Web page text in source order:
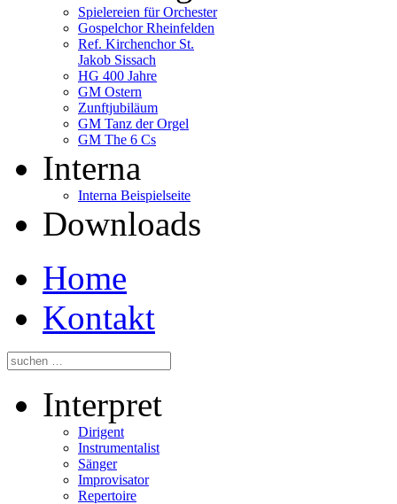
Spielereien für Orchester
Gospelchor Rheinfelden
Ref. Kirchenchor St.
Jakob Sissach
HG 400 Jahre
GM Ostern
Zunftjubiläum
GM Tanz der Orgel
GM The 6 Cs
Interna
Interna Beispielseite
Downloads
Home
Kontakt
Interpret
Dirigent
Instrumentalist
Sänger
Improvisator
Repertoire